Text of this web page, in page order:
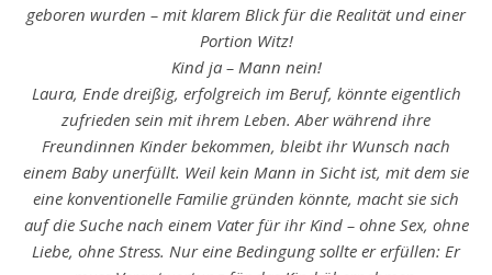
geboren wurden – mit klarem Blick für die Realität und einer
Portion Witz!
Kind ja – Mann nein!
Laura, Ende dreißig, erfolgreich im Beruf, könnte eigentlich
zufrieden sein mit ihrem Leben. Aber während ihre
Freundinnen Kinder bekommen, bleibt ihr Wunsch nach
einem Baby unerfüllt. Weil kein Mann in Sicht ist, mit dem sie
eine konventionelle Familie gründen könnte, macht sie sich
auf die Suche nach einem Vater für ihr Kind – ohne Sex, ohne
Liebe, ohne Stress. Nur eine Bedingung sollte er erfüllen: Er